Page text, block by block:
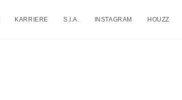
KARRIERE S.I.A. INSTAGRAM HOUZZ